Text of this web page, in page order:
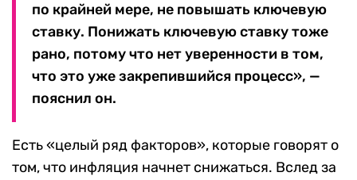
по крайней мере, не повышать ключевую
ставку. Понижать ключевую ставку тоже
рано, потому что нет уверенности в том,
что это уже закрепившийся процесс», —
пояснил он.
Есть «целый ряд факторов», которые говорят о
том, что инфляция начнет снижаться. Вслед за